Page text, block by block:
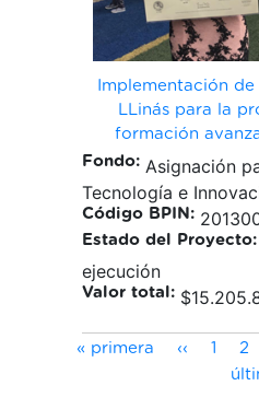
Implementación
LLinás para la
formación
Fondo: Asignación
Tecnología e
Código BPIN:
Estado del Proyecto:
ejecución
Valor total:
Paginación
Primera
página
« primera
Página
‹‹ Page
1 2